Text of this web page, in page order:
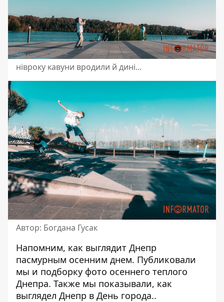
нівроку кавуни вродили й дині...
Автор: Богдана Гусак
Напомним, как выглядит Днепр
пасмурным осенним днем. Публиковали
мы и подборку фото осеннего теплого
Днепра. Также мы показывали, как
выглядел Днепр в День города..